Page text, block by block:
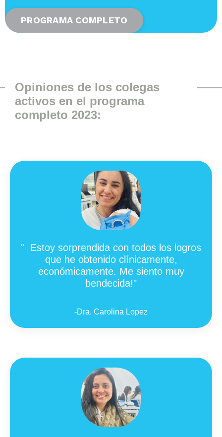
PROGRAMA COMPLETO
Opiniones de los colegas
activos en el programa
completo 2023:
" Estoy sorprendida con todos los logros
que he obtenido clínicamente,
económicamente. Me siento muy
bendecida!"
-Dra. Carolina Lopez